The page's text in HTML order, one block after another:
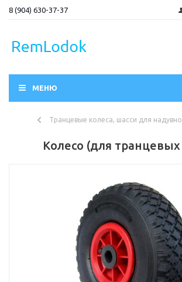
8 (904) 630-37-37
МЕНЮ
Транцевые колеса, шасси для
Колесо (для транцевых